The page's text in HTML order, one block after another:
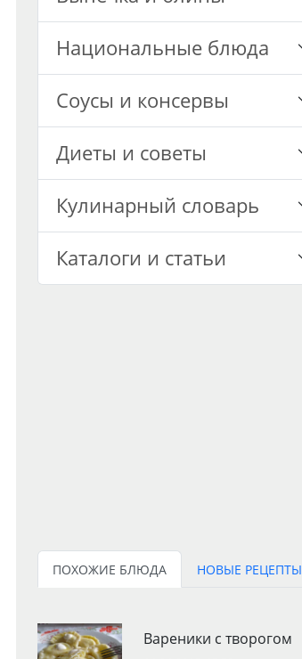
Национальные блюда
Соусы и консервы
Диеты и советы
Кулинарный словарь
Каталоги и статьи
ПОХОЖИЕ БЛЮДА НОВЫЕ РЕЦЕПТЫ
Вареники с творогом